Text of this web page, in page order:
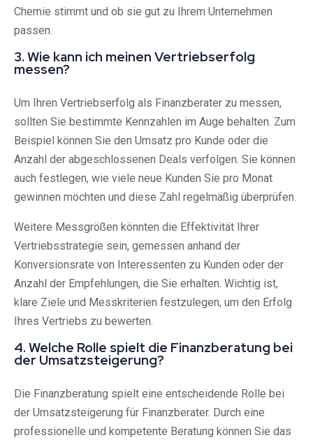
Chemie stimmt und ob sie gut zu Ihrem Unternehmen
passen.
3. Wie kann ich meinen Vertriebserfolg
messen?
Um Ihren Vertriebserfolg als Finanzberater zu messen,
sollten Sie bestimmte Kennzahlen im Auge behalten. Zum
Beispiel können Sie den Umsatz pro Kunde oder die
Anzahl der abgeschlossenen Deals verfolgen. Sie können
auch festlegen, wie viele neue Kunden Sie pro Monat
gewinnen möchten und diese Zahl regelmäßig überprüfen.
Weitere Messgrößen könnten die Effektivität Ihrer
Vertriebsstrategie sein, gemessen anhand der
Konversionsrate von Interessenten zu Kunden oder der
Anzahl der Empfehlungen, die Sie erhalten. Wichtig ist,
klare Ziele und Messkriterien festzulegen, um den Erfolg
Ihres Vertriebs zu bewerten.
4. Welche Rolle spielt die Finanzberatung bei
der Umsatzsteigerung?
Die Finanzberatung spielt eine entscheidende Rolle bei
der Umsatzsteigerung für Finanzberater. Durch eine
professionelle und kompetente Beratung können Sie das